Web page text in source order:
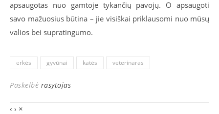
apsaugotas nuo gamtoje tykančių pavojų. O apsaugoti
savo mažuosius būtina – jie visiškai priklausomi nuo mūsų
valios bei supratingumo.
erkės gyvūnai katės veterinaras
Paskelbė rasytojas
‹ › ×